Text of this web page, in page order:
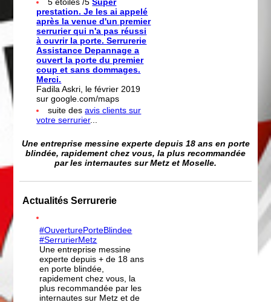
prestation. Je les ai appelé
après la venue d'un premier
serrurier qui n'a pas réussi
à ouvrir la porte. Serrurerie
Assistance Depannage a
ouvert la porte du premier
coup et sans dommages.
Merci.
Fadila Askri, le février 2019
sur google.com/maps
suite desavis clients sur
votre serrurier...
Une entreprise messine experte depuis 18 ans en porte
blindée, rapidement chez vous, la plus recommandée
par les internautes sur Metz et Moselle.
Actualités Serrurerie
#OuverturePorteBlindee
#SerrurierMetz
Une entreprise messine
experte depuis + de 18 ans
en porte blindée,
rapidement chez vous, la
plus recommandée par les
internautes sur Metz et de